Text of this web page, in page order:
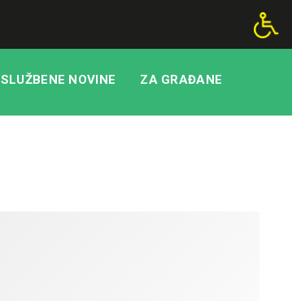
SLUŽBENE NOVINE ZA GRAĐANE